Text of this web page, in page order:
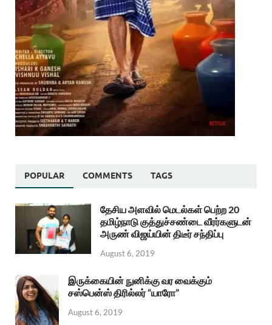
POPULAR COMMENTS TAGS
தேசிய அளவில் மெடல்கள் பெற்ற 20
தமிழ்நாடு குத்துச்சண்டை வீரர்களுடன்
அருண் விஜய்யின் திடீர் சந்திப்பு
August 6, 2019
இருக்கையின் நுனிக்கு வர வைக்கும்
சஸ்பென்ஸ் திரில்லர் “யாரோ”
August 6, 2019